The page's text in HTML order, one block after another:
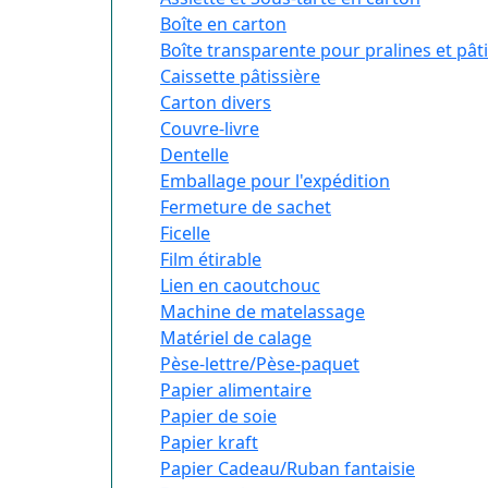
Boîte en carton
Boîte transparente pour pralines et
Caissette pâtissière
Carton divers
Couvre-livre
Dentelle
Emballage pour l'expédition
Fermeture de sachet
Ficelle
Film étirable
Lien en caoutchouc
Machine de matelassage
Matériel de calage
Pèse-lettre/Pèse-paquet
Papier alimentaire
Papier de soie
Papier kraft
Papier Cadeau/Ruban fantaisie